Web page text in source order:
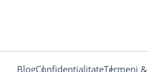
BlogConfidentialitateTermeni